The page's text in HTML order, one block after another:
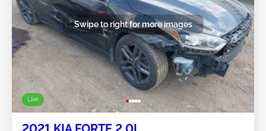
Live
Swipe to right for more images